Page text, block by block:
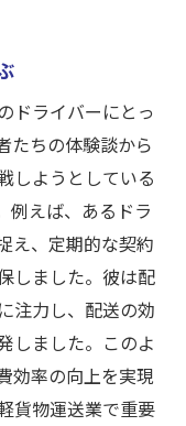
ドライバーにとっ
たちの体験談から
しようとしている
例えば、あるドラ
え、定期的な契約
しました。彼は配
注力し、配送の効
しました。このよ
効率の向上を実現
貨物運送業で重要